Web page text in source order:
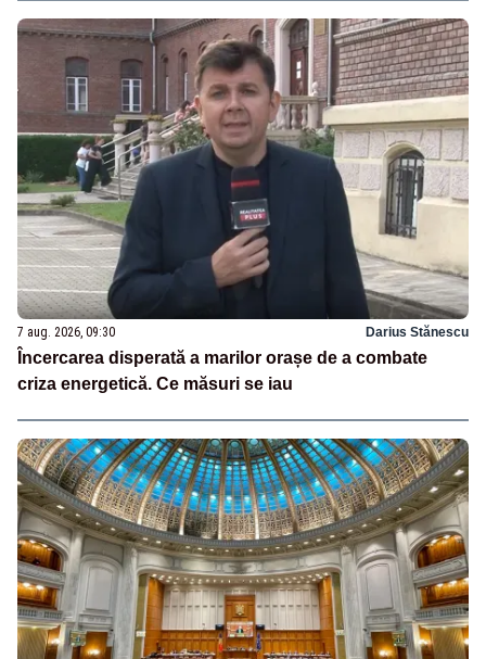
7 aug. 2026, 09:30 Darius Stănescu
Încercarea disperată a marilor orașe de a combate
criza energetică. Ce măsuri se iau